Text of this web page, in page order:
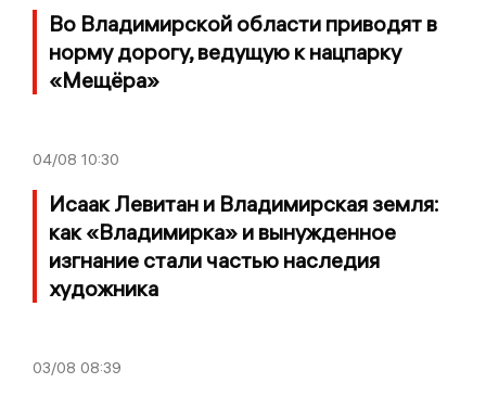
Во Владимирской области приводят в
норму дорогу, ведущую к нацпарку
«Мещёра»
04/08 10:30
Исаак Левитан и Владимирская земля:
как «Владимирка» и вынужденное
изгнание стали частью наследия
художника
03/08 08:39